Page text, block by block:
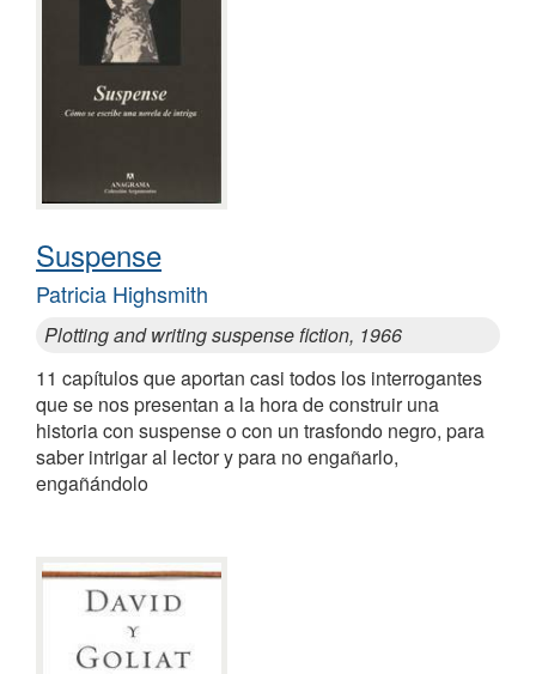
Suspense
Patricia Highsmith
Plotting and writing suspense fiction, 1966
11 capítulos que aportan casi todos los interrogantes
que se nos presentan a la hora de construir una
historia con suspense o con un trasfondo negro, para
saber intrigar al lector y para no engañarlo,
engañándolo